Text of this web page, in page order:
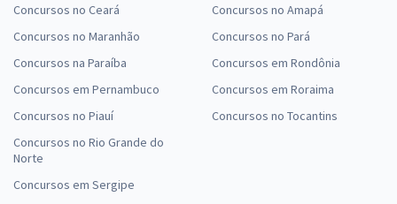
Concursos no Ceará
Concursos no Maranhão
Concursos na Paraíba
Concursos em Pernambuco
Concursos no Piauí
Concursos no Rio Grande do
Norte
Concursos em Sergipe
Concursos no Amapá
Concursos no Pará
Concursos em Rondônia
Concursos em Roraima
Concursos no Tocantins